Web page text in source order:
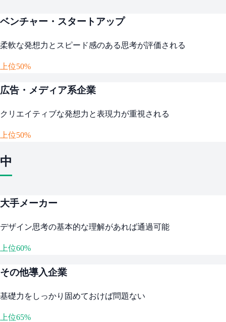
ベンチャー・スタートアップ
柔軟な発想力とスピード感のある思考が評価される
上位50%
広告・メディア系企業
クリエイティブな発想力と表現力が重視される
上位50%
中
大手メーカー
デザイン思考の基本的な理解があれば通過可能
上位60%
その他導入企業
基礎力をしっかり固めておけば問題ない
上位65%